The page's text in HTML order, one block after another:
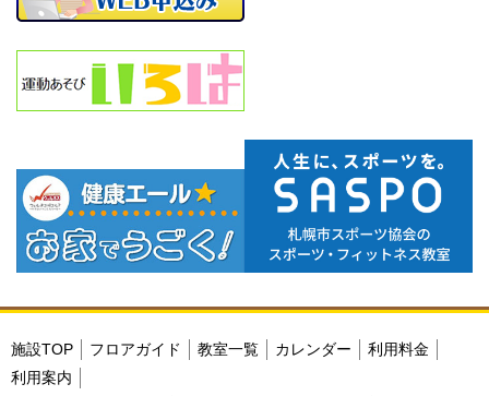
施設TOP フロアガイド 教室一覧 カレンダー
利用料金
利用案内